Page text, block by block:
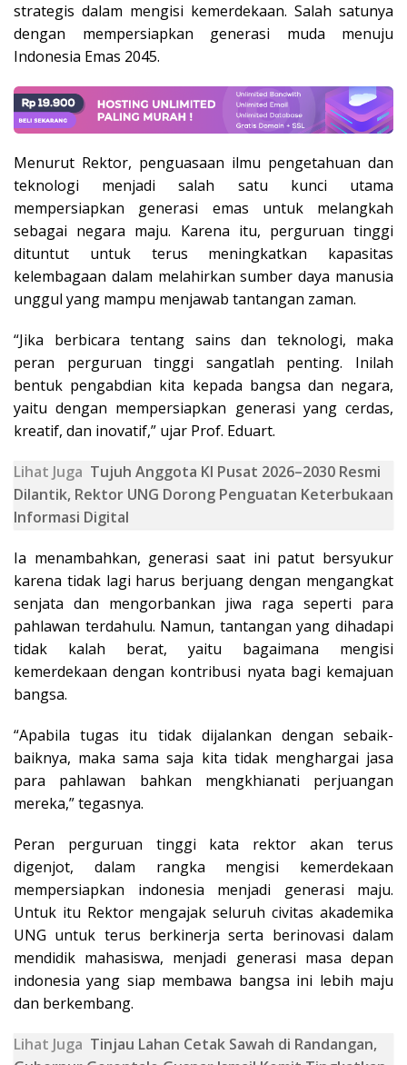
strategis dalam mengisi kemerdekaan. Salah satunya
dengan mempersiapkan generasi muda menuju
Indonesia Emas 2045.
Menurut Rektor, penguasaan ilmu pengetahuan dan
teknologi menjadi salah satu kunci utama
mempersiapkan generasi emas untuk melangkah
sebagai negara maju. Karena itu, perguruan tinggi
dituntut untuk terus meningkatkan kapasitas
kelembagaan dalam melahirkan sumber daya manusia
unggul yang mampu menjawab tantangan zaman.
“Jika berbicara tentang sains dan teknologi, maka
peran perguruan tinggi sangatlah penting. Inilah
bentuk pengabdian kita kepada bangsa dan negara,
yaitu dengan mempersiapkan generasi yang cerdas,
kreatif, dan inovatif,” ujar Prof. Eduart.
Lihat Juga Tujuh Anggota KI Pusat 2026–2030 Resmi
Dilantik, Rektor UNG Dorong Penguatan Keterbukaan
Informasi Digital
Ia menambahkan, generasi saat ini patut bersyukur
karena tidak lagi harus berjuang dengan mengangkat
senjata dan mengorbankan jiwa raga seperti para
pahlawan terdahulu. Namun, tantangan yang dihadapi
tidak kalah berat, yaitu bagaimana mengisi
kemerdekaan dengan kontribusi nyata bagi kemajuan
bangsa.
“Apabila tugas itu tidak dijalankan dengan sebaik-
baiknya, maka sama saja kita tidak menghargai jasa
para pahlawan bahkan mengkhianati perjuangan
mereka,” tegasnya.
Peran perguruan tinggi kata rektor akan terus
digenjot, dalam rangka mengisi kemerdekaan
mempersiapkan indonesia menjadi generasi maju.
Untuk itu Rektor mengajak seluruh civitas akademika
UNG untuk terus berkinerja serta berinovasi dalam
mendidik mahasiswa, menjadi generasi masa depan
indonesia yang siap membawa bangsa ini lebih maju
dan berkembang.
Lihat Juga Tinjau Lahan Cetak Sawah di Randangan,